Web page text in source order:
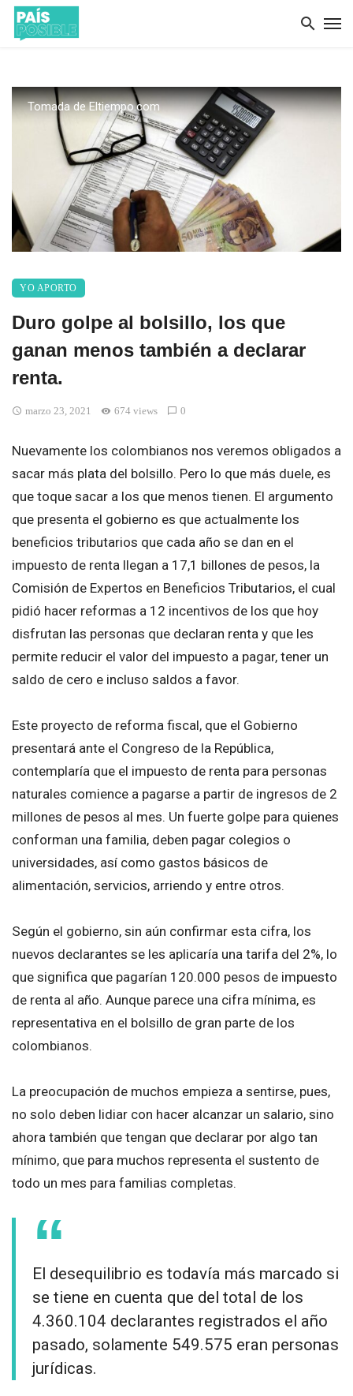
Tomada de Eltiempo.com
YO APORTO
Duro golpe al bolsillo, los que
ganan menos también a declarar
renta.
marzo 23, 2021 674 views 0
Nuevamente los colombianos nos veremos obligados a
sacar más plata del bolsillo. Pero lo que más duele, es
que toque sacar a los que menos tienen. El argumento
que presenta el gobierno es que actualmente los
beneficios tributarios que cada año se dan en el
impuesto de renta llegan a 17,1 billones de pesos, la
Comisión de Expertos en Beneficios Tributarios, el cual
pidió hacer reformas a 12 incentivos de los que hoy
disfrutan las personas que declaran renta y que les
permite reducir el valor del impuesto a pagar, tener un
saldo de cero e incluso saldos a favor.
Este proyecto de reforma fiscal, que el Gobierno
presentará ante el Congreso de la República,
contemplaría que el impuesto de renta para personas
naturales comience a pagarse a partir de ingresos de 2
millones de pesos al mes. Un fuerte golpe para quienes
conforman una familia, deben pagar colegios o
universidades, así como gastos básicos de
alimentación, servicios, arriendo y entre otros.
Según el gobierno, sin aún confirmar esta cifra, los
nuevos declarantes se les aplicaría una tarifa del 2%, lo
que significa que pagarían 120.000 pesos de impuesto
de renta al año. Aunque parece una cifra mínima, es
representativa en el bolsillo de gran parte de los
colombianos.
La preocupación de muchos empieza a sentirse, pues,
no solo deben lidiar con hacer alcanzar un salario, sino
ahora también que tengan que declarar por algo tan
mínimo, que para muchos representa el sustento de
todo un mes para familias completas.
El desequilibrio es todavía más marcado si
se tiene en cuenta que del total de los
4.360.104 declarantes registrados el año
pasado, solamente 549.575 eran personas
jurídicas.